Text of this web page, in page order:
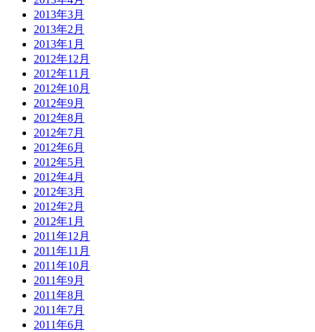
2013年3月
2013年2月
2013年1月
2012年12月
2012年11月
2012年10月
2012年9月
2012年8月
2012年7月
2012年6月
2012年5月
2012年4月
2012年3月
2012年2月
2012年1月
2011年12月
2011年11月
2011年10月
2011年9月
2011年8月
2011年7月
2011年6月